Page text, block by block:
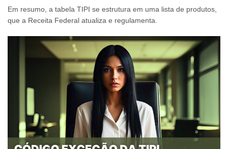
Em resumo, a tabela TIPI se estrutura em uma lista de produtos,
que a Receita Federal atualiza e regulamenta.